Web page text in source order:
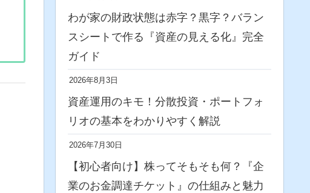
わが家の財政状態は赤字？黒字？バラン
スシートで作る『資産の見える化』完全
ガイド
2026年8月3日
資産運用のキモ！分散投資・ポートフォ
リオの基本をわかりやすく解説
2026年7月30日
【初心者向け】株ってそもそも何？『企
業のお金調達チケット』の仕組みと魅力